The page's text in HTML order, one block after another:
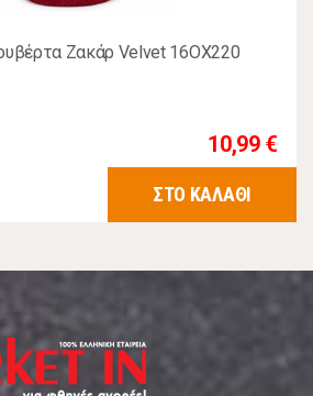
Ζακάρ Velvet 16OX220
10,99 €
ΣΤΟ ΚΑΛΑΘΙ